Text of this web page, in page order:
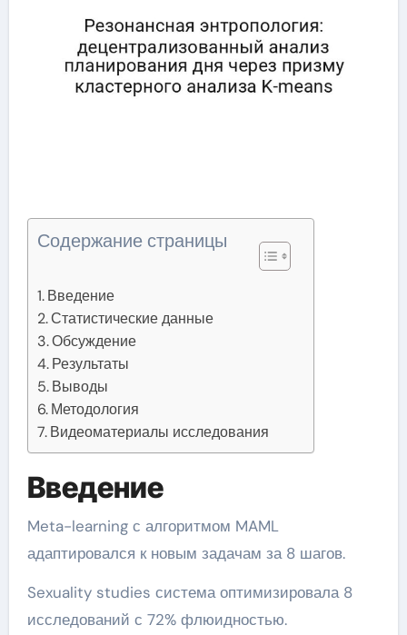
Содержание страницы
Введение
Статистические данные
Обсуждение
Результаты
Выводы
Методология
Видеоматериалы исследования
Введение
Meta-learning с алгоритмом MAML
адаптировался к новым задачам за 8 шагов.
Sexuality studies система оптимизировала 8
исследований с 72% флюидностью.